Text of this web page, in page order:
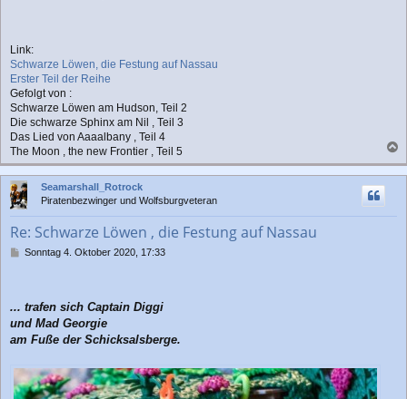
Link:
Schwarze Löwen, die Festung auf Nassau
Erster Teil der Reihe
Gefolgt von :
Schwarze Löwen am Hudson, Teil 2
Die schwarze Sphinx am Nil , Teil 3
Das Lied von Aaaalbany , Teil 4
The Moon , the new Frontier , Teil 5
a
c
Seamarshall_Rotrock
Piratenbezwinger und Wolfsburgveteran
Re: Schwarze Löwen , die Festung auf Nassau
B
a
Sonntag 4. Oktober 2020, 17:33
... trafen sich Captain Diggi
und Mad Georgie
am Fuße der Schicksalsberge.